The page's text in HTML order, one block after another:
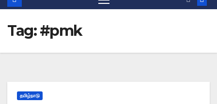
Tag:#pmk
தமிழ்நாடு